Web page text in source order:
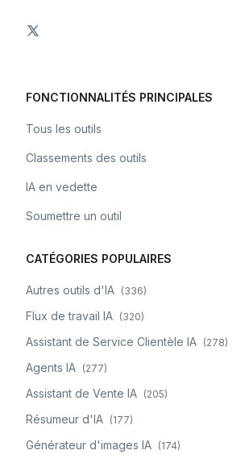
FONCTIONNALITÉS PRINCIPALES
Tous les outils
Classements des outils
IA en vedette
Soumettre un outil
CATÉGORIES POPULAIRES
Autres outils d'IA (336)
Flux de travail IA (320)
Assistant de Service Clientèle IA (278)
Agents IA (277)
Assistant de Vente IA (205)
Résumeur d'IA (177)
Générateur d'images IA (174)